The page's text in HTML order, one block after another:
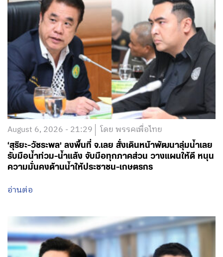
August 6, 2026 - 21:29 โดย พรรคเพื่อไทย
‘สุริยะ-วัชระพล’ ลงพื้นที่ จ.เลย สั่งเดินหน้าพัฒนาลุ่มน้ำเลย
รับมือน้ำท่วม-น้ำแล้ง จับมือทุกภาคส่วน วางแผนให้ดี หนุน
ความมั่นคงด้านน้ำให้ประชาชน-เกษตรกร
อ่านต่อ